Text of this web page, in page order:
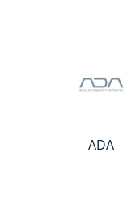
ADA